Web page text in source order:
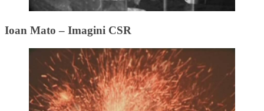
Ioan Mato – Imagini CSR